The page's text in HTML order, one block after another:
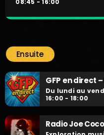
08:45 - 16:00
Fais-toi entendre !
Ensuite
GFP en direct
Du lundi au
16:00 - 18:00
Radio Joe Coco